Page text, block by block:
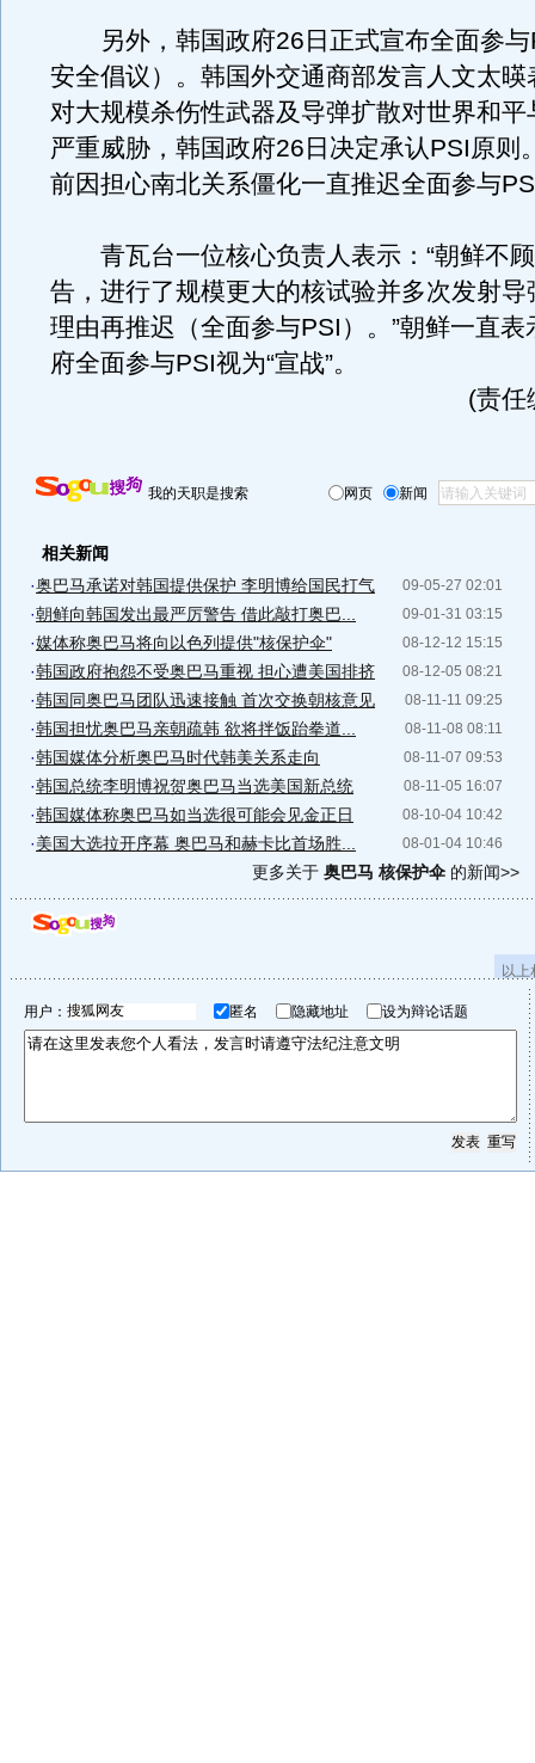
另外，韩国政府26日正式宣布全面参与
安全倡议）。韩国外交通商部发言人文太暎
对大规模杀伤性武器及导弹扩散对世界和平
严重威胁，韩国政府26日决定承认PSI原则
前因担心南北关系僵化一直推迟全面参与
青瓦台一位核心负责人表示：“朝鲜不
告，进行了规模更大的核试验并多次发射导
理由再推迟（全面参与PSI）。”朝鲜一直表
府全面参与PSI视为“宣战”。
(责任
我的天职是搜索 网页 新闻
相关新闻
09-05-27 02:01
·奥巴马承诺对韩国提供保护 李明博给国民打气
09-01-31 03:15
·朝鲜向韩国发出最严厉警告 借此敲打奥巴...
08-12-12 15:15
·媒体称奥巴马将向以色列提供"核保护伞"
08-12-05 08:21
·韩国政府抱怨不受奥巴马重视 担心遭美国排挤
08-11-11 09:25
·韩国同奥巴马团队迅速接触 首次交换朝核意见
08-11-08 08:11
·韩国担忧奥巴马亲朝疏韩 欲将拌饭跆拳道...
08-11-07 09:53
·韩国媒体分析奥巴马时代韩美关系走向
08-11-05 16:07
·韩国总统李明博祝贺奥巴马当选美国新总统
08-10-04 10:42
·韩国媒体称奥巴马如当选很可能会见金正日
08-01-04 10:46
·美国大选拉开序幕 奥巴马和赫卡比首场胜...
更多关于 奥巴马 核保护伞 的新闻>>
以
用户： 匿名 隐藏地址 设为辩论话题